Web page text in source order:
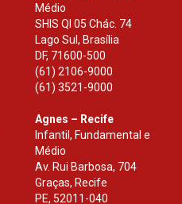
Médio
SHIS Ql 05 Chác. 74
Lago Sul, Brasília
DF, 71600-500
(61) 2106-9000
(61) 3521-9000
Agnes – Recife
Infantil, Fundamental e
Médio
Av. Rui Barbosa, 704
Graças, Recife
PE, 52011-040